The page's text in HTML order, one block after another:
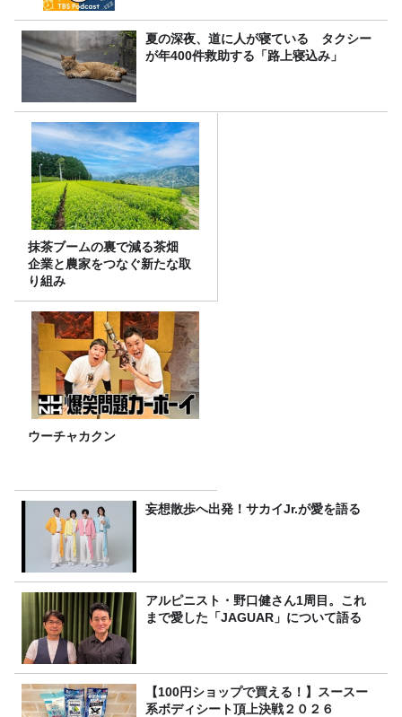
夏の深夜、道に人が寝ている タクシー
が年400件救助する「路上寝込み」
抹茶ブームの裏で減る茶畑
企業と農家をつなぐ新たな取
り組み
ウーチャカクン
妄想散歩へ出発！サカイJr.が愛を語る
アルピニスト・野口健さん1周目。これ
まで愛した「JAGUAR」について語る
【100円ショップで買える！】スースー
系ボディシート頂上決戦２０２６